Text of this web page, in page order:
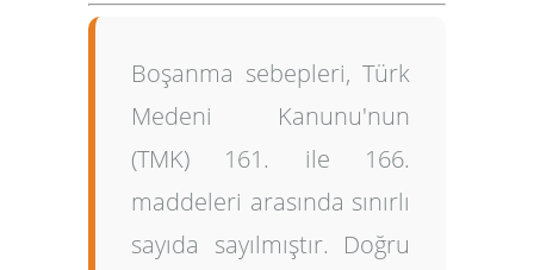
Boşanma sebepleri, Türk
Medeni Kanunu'nun
(TMK) 161. ile 166.
maddeleri arasında sınırlı
sayıda sayılmıştır. Doğru